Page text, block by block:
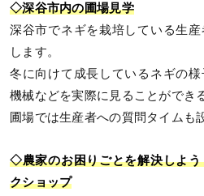
◇深谷市内の圃場見学
深谷市でネギを栽培している生
します。
冬に向けて成長しているネギの
機械などを実際に見ることができ
圃場では生産者への質問タイムも
◇農家のお困りごとを解決しよ
クショップ